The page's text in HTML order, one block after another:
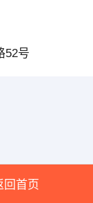
52号
回首页